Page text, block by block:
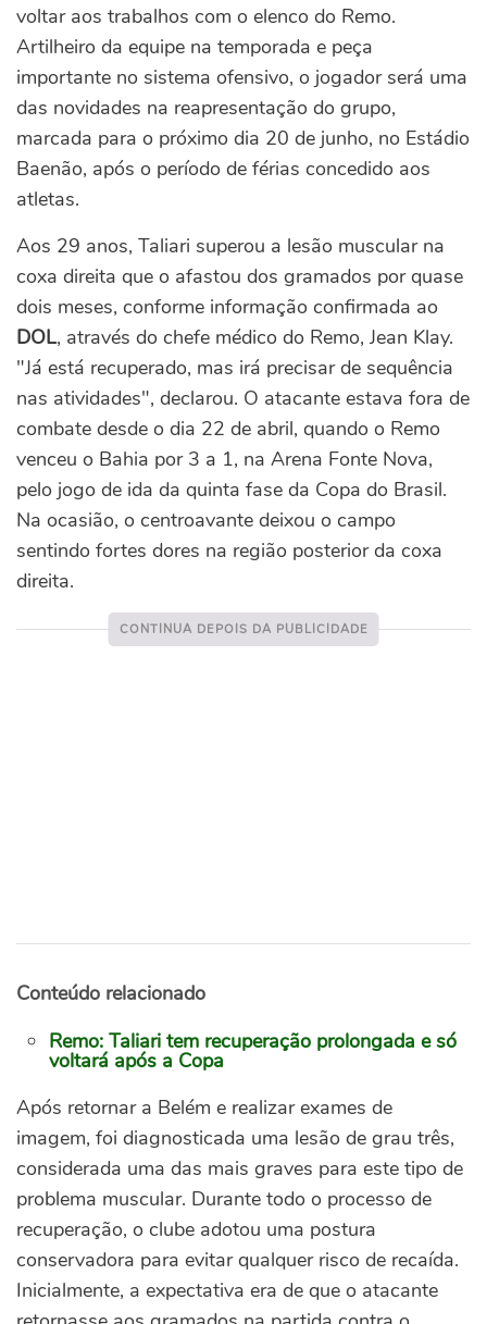
voltar aos trabalhos com o elenco do Remo.
Artilheiro da equipe na temporada e peça
importante no sistema ofensivo, o jogador será uma
das novidades na reapresentação do grupo,
marcada para o próximo dia 20 de junho, no Estádio
Baenão, após o período de férias concedido aos
atletas.
Aos 29 anos, Taliari superou a lesão muscular na
coxa direita que o afastou dos gramados por quase
dois meses, conforme informação confirmada ao
DOL, através do chefe médico do Remo, Jean Klay.
"Já está recuperado, mas irá precisar de sequência
nas atividades", declarou. O atacante estava fora de
combate desde o dia 22 de abril, quando o Remo
venceu o Bahia por 3 a 1, na Arena Fonte Nova,
pelo jogo de ida da quinta fase da Copa do Brasil.
Na ocasião, o centroavante deixou o campo
sentindo fortes dores na região posterior da coxa
direita.
Conteúdo relacionado
Remo: Taliari tem recuperação prolongada e só
voltará após a Copa
Após retornar a Belém e realizar exames de
imagem, foi diagnosticada uma lesão de grau três,
considerada uma das mais graves para este tipo de
problema muscular. Durante todo o processo de
recuperação, o clube adotou uma postura
conservadora para evitar qualquer risco de recaída.
Inicialmente, a expectativa era de que o atacante